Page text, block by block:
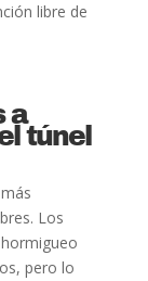
libre de
a
túnel
Los
pero lo